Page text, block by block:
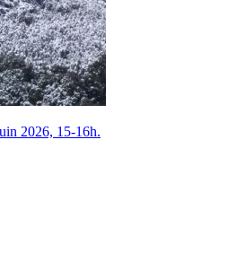
2026, 15-16h.